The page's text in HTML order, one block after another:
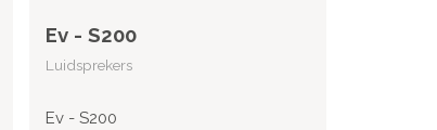
Ev - S200
Luidsprekers
Ev - S200